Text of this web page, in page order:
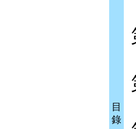
目
錄